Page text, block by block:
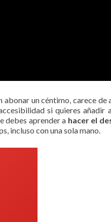
abonar un céntimo, carece
si quieres añadir
debes aprender a hacer el
incluso con una sola mano.